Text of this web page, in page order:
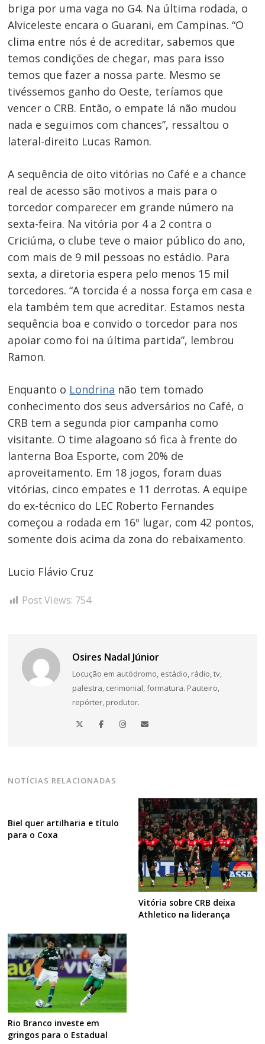
briga por uma vaga no G4. Na última rodada, o
Alviceleste encara o Guarani, em Campinas. “O
clima entre nós é de acreditar, sabemos que
temos condições de chegar, mas para isso
temos que fazer a nossa parte. Mesmo se
tivéssemos ganho do Oeste, teríamos que
vencer o CRB. Então, o empate lá não mudou
nada e seguimos com chances”, ressaltou o
lateral-direito Lucas Ramon.
A sequência de oito vitórias no Café e a chance
real de acesso são motivos a mais para o
torcedor comparecer em grande número na
sexta-feira. Na vitória por 4 a 2 contra o
Criciúma, o clube teve o maior público do ano,
com mais de 9 mil pessoas no estádio. Para
sexta, a diretoria espera pelo menos 15 mil
torcedores. “A torcida é a nossa força em casa e
ela também tem que acreditar. Estamos nesta
sequência boa e convido o torcedor para nos
apoiar como foi na última partida”, lembrou
Ramon.
Enquanto o Londrina não tem tomado
conhecimento dos seus adversários no Café, o
CRB tem a segunda pior campanha como
visitante. O time alagoano só fica à frente do
lanterna Boa Esporte, com 20% de
aproveitamento. Em 18 jogos, foram duas
vitórias, cinco empates e 11 derrotas. A equipe
do ex-técnico do LEC Roberto Fernandes
começou a rodada em 16º lugar, com 42 pontos,
somente dois acima da zona do rebaixamento.
Lucio Flávio Cruz
Post Views: 754
Osires Nadal Júnior
Locução em autódromo, estádio, rádio, tv,
palestra, cerimonial, formatura. Pauteiro,
repórter, produtor.
NOTÍCIAS RELACIONADAS
Biel quer artilharia e título
para o Coxa
Vitória sobre CRB deixa
Athletico na liderança
Rio Branco investe em
gringos para o Estadual
Navegação
de
Post